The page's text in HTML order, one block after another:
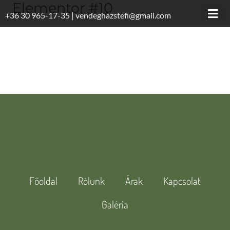
Skip
to+36 30 965-17-35 | vendeghazstefi@gmail.com
Elementor #10
Főoldal Rólunk Árak
Kapcsolat
Galéria